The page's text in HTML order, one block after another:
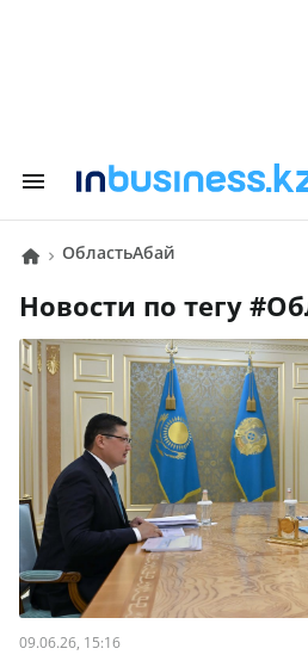
областьАбай
Новости по тегу #
09.06.26, 15:16